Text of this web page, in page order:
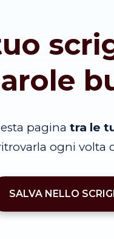
pagina tra le
ogni volta
SALVA NELLO